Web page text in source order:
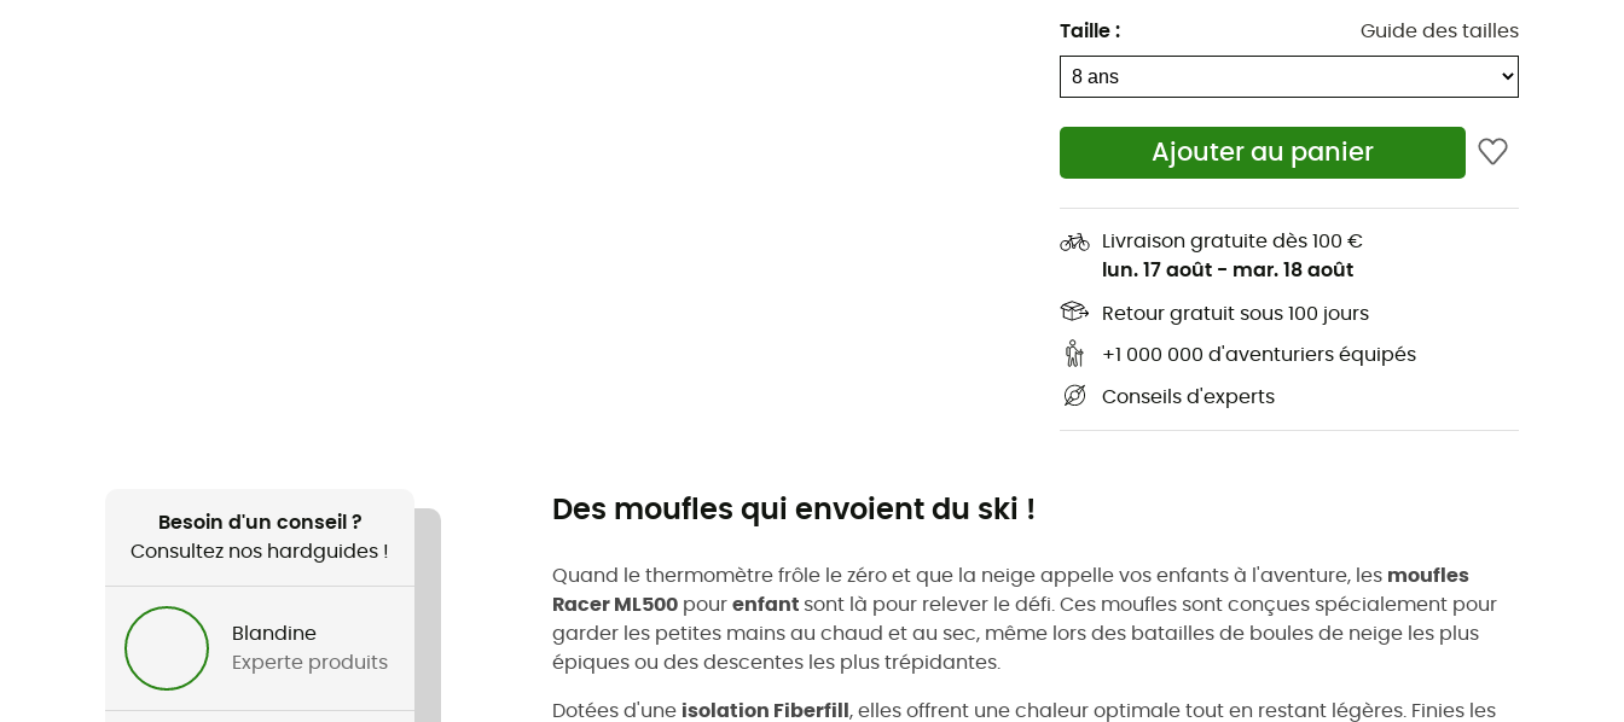
Taille : Guide des tailles
Ajouter au panier
Livraison gratuite dès 100 €
lun. 17 août - mar. 18 août
Retour gratuit sous 100 jours
+1 000 000 d'aventuriers équipés
Conseils d'experts
Besoin d'un conseil ?
Consultez nos hardguides !
Blandine
Experte produits
Des moufles qui envoient du ski !
Quand le thermomètre frôle le zéro et que la neige appelle vos enfants à l'aventure, les moufles
Racer ML500 pour enfant sont là pour relever le défi. Ces moufles sont conçues spécialement pour
garder les petites mains au chaud et au sec, même lors des batailles de boules de neige les plus
épiques ou des descentes les plus trépidantes.
Dotées d'une isolation Fiberfill , elles offrent une chaleur optimale tout en restant légères. Finies les